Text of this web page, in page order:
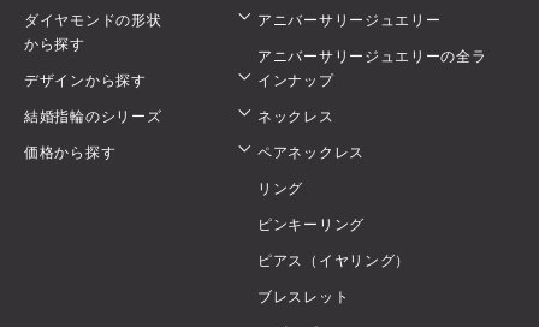
ダイヤモンドの形状
から探す
デザインから探す
結婚指輪のシリーズ
価格から探す
アニバーサリージュエリー
アニバーサリージュエリーの全ラ
インナップ
ネックレス
ペアネックレス
リング
ピンキーリング
ピアス（イヤリング）
ブレスレット